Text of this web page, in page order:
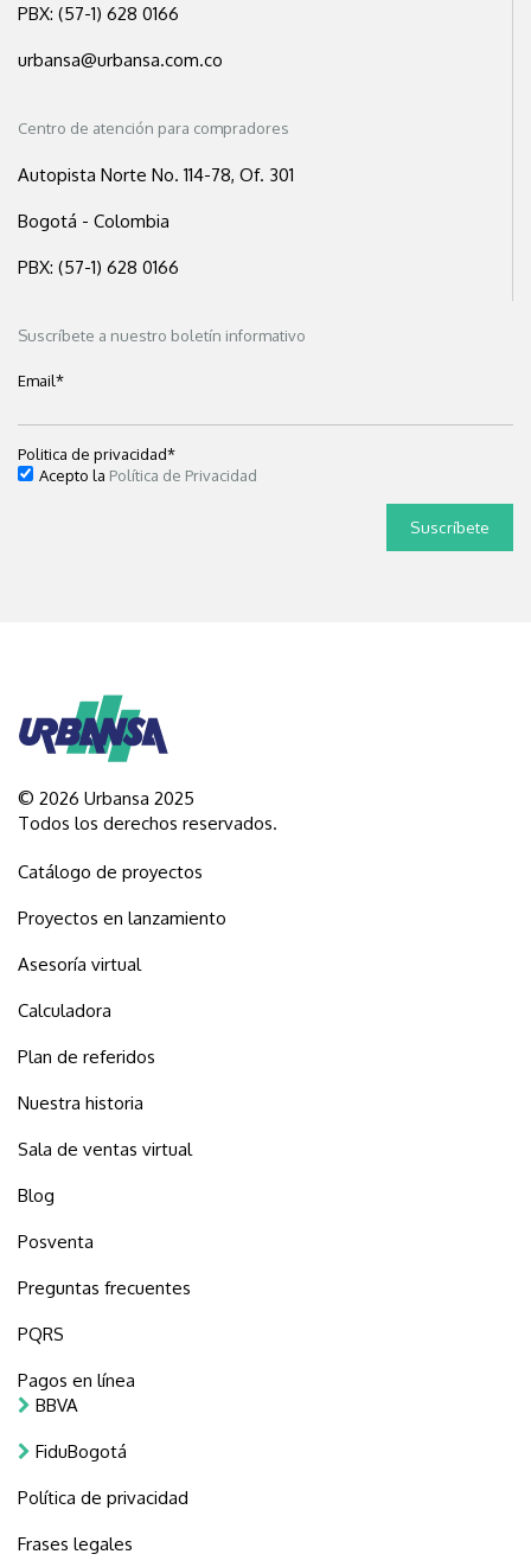
PBX: (57-1) 628 0166
urbansa@urbansa.com.co
Centro de atención para compradores
Autopista Norte No. 114-78, Of. 301
Bogotá - Colombia
PBX: (57-1) 628 0166
Suscríbete a nuestro boletín informativo
Email*
Politica de privacidad*
Acepto la Política de Privacidad
© 2026 Urbansa 2025
Todos los derechos reservados.
Catálogo de proyectos
Proyectos en lanzamiento
Asesoría virtual
Calculadora
Plan de referidos
Nuestra historia
Sala de ventas virtual
Blog
Posventa
Preguntas frecuentes
PQRS
Pagos en línea
BBVA
FiduBogotá
Política de privacidad
Frases legales